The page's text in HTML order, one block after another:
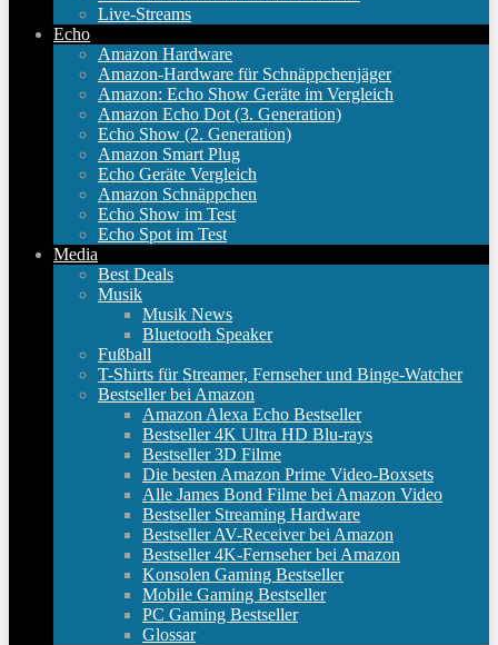
Live-Streams
Echo
Amazon Hardware
Amazon-Hardware für Schnäppchenjäger
Amazon: Echo Show Geräte im Vergleich
Amazon Echo Dot (3. Generation)
Echo Show (2. Generation)
Amazon Smart Plug
Echo Geräte Vergleich
Amazon Schnäppchen
Echo Show im Test
Echo Spot im Test
Media
Best Deals
Musik
Musik News
Bluetooth Speaker
Fußball
T-Shirts für Streamer, Fernseher und Binge-Watcher
Bestseller bei Amazon
Amazon Alexa Echo Bestseller
Bestseller 4K Ultra HD Blu-rays
Bestseller 3D Filme
Die besten Amazon Prime Video-Boxsets
Alle James Bond Filme bei Amazon Video
Bestseller Streaming Hardware
Bestseller AV-Receiver bei Amazon
Bestseller 4K-Fernseher bei Amazon
Konsolen Gaming Bestseller
Mobile Gaming Bestseller
PC Gaming Bestseller
Glossar